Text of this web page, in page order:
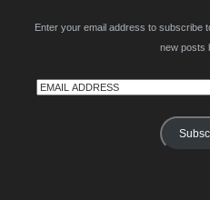
Enter your email address to subscribe
new posts
Email